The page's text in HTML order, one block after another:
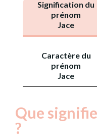
Signification du
prénom
Jace
Caractère du
prénom
Jace
Que
?